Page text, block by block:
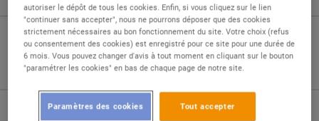
Vous êtes le garant de la disponibilité des
produits et de la fluidité du parcours client.
Vos missions prioritaires :
Gestion Commerciale : Assurer la tenue
irréprochable du rayon (remplissage,
autoriser le dépôt de tous les cookies. Enfin, si vous cliquez sur le lien
"continuer sans accepter", nous ne pourrons déposer que des cookies
strictement nécessaires au bon fonctionnement du site. Votre choix (refus
ou consentement des cookies) est enregistré pour ce site pour une durée de
6 mois. Vous pouvez changer d'avis à tout moment en cliquant sur le bouton
"paramétrer les cookies" en bas de chaque page de notre site.
Tout accepter
Paramètres des cookies